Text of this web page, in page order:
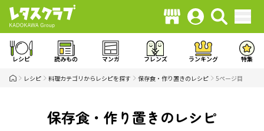
レシピ 読みもの マンガ フレンズ ランキング 特集
レシピ 料理カテゴリからレシピを探す 保存食・作り置きのレシピ 5ページ目
保存食・作り置きのレシピ